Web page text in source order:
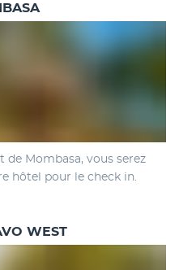
de Mombasa, vous serez
hôtel pour le check in.
WEST